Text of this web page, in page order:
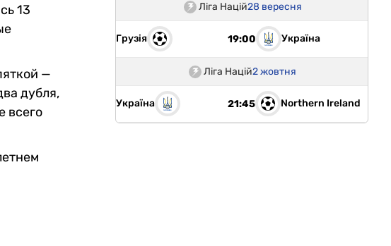
13
—
дубля,
всего
Ліга Націй28 вересня
Грузія 19:00 Україна
Ліга Націй2 жовтня
Україна 21:45 Northern Ireland